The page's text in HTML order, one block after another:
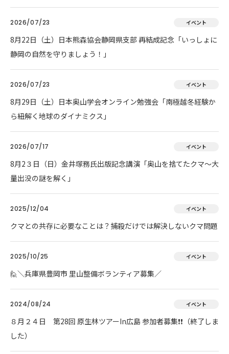
2026/07/23 イベント
8月22日（土）日本熊森協会静岡県支部 再結成記念「いっしょに
静岡の自然を守りましょう！」
2026/07/23 イベント
8月29日（土）日本奥山学会オンライン勉強会「南極越冬経験か
ら紐解く地球のダイナミクス」
2026/07/17 イベント
8月2３日（日）金井塚務氏出版記念講演「奥山を捨てたクマ～大
量出没の謎を解く」
2025/12/04 イベント
クマとの共存に必要なことは？捕殺だけでは解決しないクマ問題
2025/10/25 イベント
🙋＼兵庫県豊岡市 里山整備ボランティア募集／
2024/08/24 イベント
８月２４日 第28回 原生林ツアーIn広島 参加者募集❗❗（終了しま
した）